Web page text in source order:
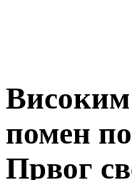
помен
Првог